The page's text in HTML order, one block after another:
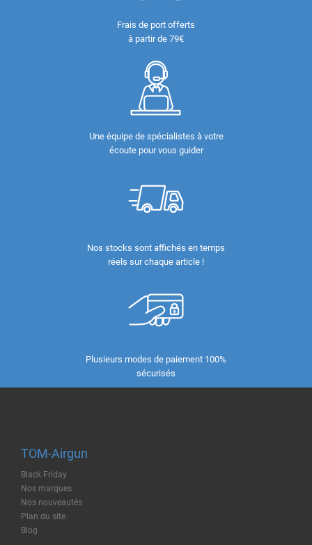
Frais de port offerts
à partir de 79€
Une équipe de spécialistes à votre
écoute pour vous guider
Nos stocks sont affichés en temps
réels sur chaque article !
Plusieurs modes de paiement 100%
sécurisés
TOM-Airgun
Black Friday
Nos marques
Nos nouveautés
Plan du site
Blog